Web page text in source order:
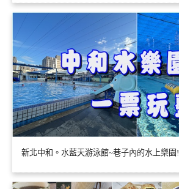
新北中和。水藍天游泳館~巷子內的水上樂園!